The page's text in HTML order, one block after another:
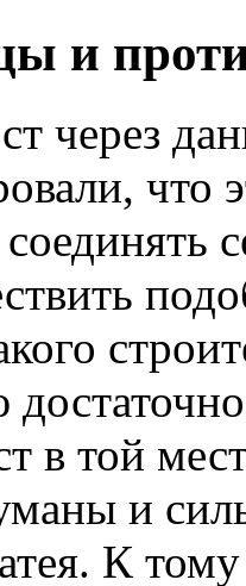
и
через
что
в той
и
К